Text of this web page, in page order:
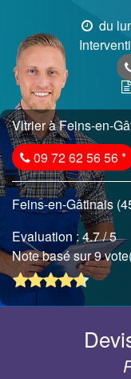
du
Vitrier à Feins-en-
09 72 62 56 56*
Feins-en-Gâtinais
Evaluation :4.7/ 5
Note basé sur 9